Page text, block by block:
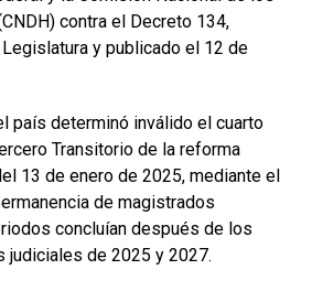
contra el Decreto 134,
y publicado el 12 de
país determinó inválido el cuarto
Transitorio de la reforma
13 de enero de 2025, mediante el
de magistrados
concluían después de los
de 2025 y 2027.